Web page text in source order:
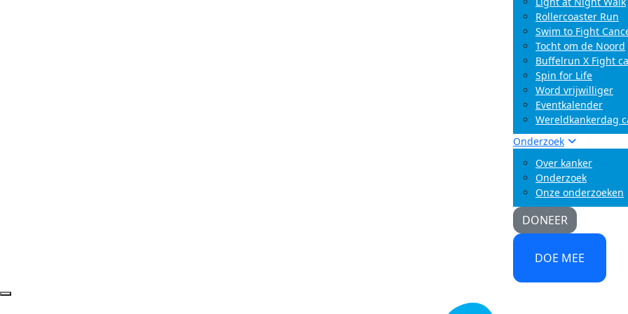
Rollercoaster Run
Swim to Fight
Tocht om de Noord
Buffelrun X Fight
Spin for Life
Word vrijwilliger
Eventkalender
Wereldkankerdag
Onderzoek
Over kanker
Onderzoek
Onze onderzoeken
DONEER
DOE MEE